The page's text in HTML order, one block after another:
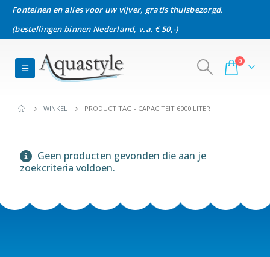
Fonteinen en alles voor uw vijver, gratis thuisbezorgd.
(bestellingen binnen Nederland, v.a. € 50,-)
0
WINKEL PRODUCT TAG - CAPACITEIT 6000 LITER
Geen producten gevonden die aan je
zoekcriteria voldoen.